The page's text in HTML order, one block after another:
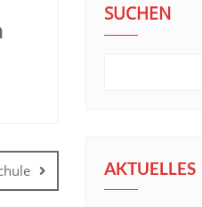
SUCHEN
AKTUELLES